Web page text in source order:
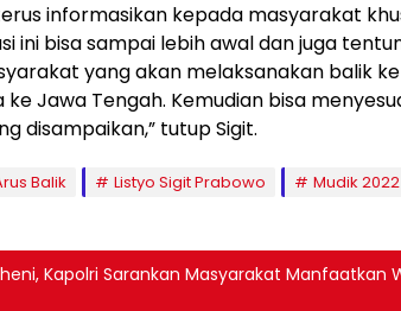
informasikan kepada masyarakat
ini bisa sampai lebih awal dan juga
yang akan melaksanakan balik
Jawa Tengah. Kemudian bisa
disampaikan,” tutup Sigit.
Balik Listyo Sigit Prabowo Mudik 2022
Kapolri Sarankan Masyarakat Manfaatkan